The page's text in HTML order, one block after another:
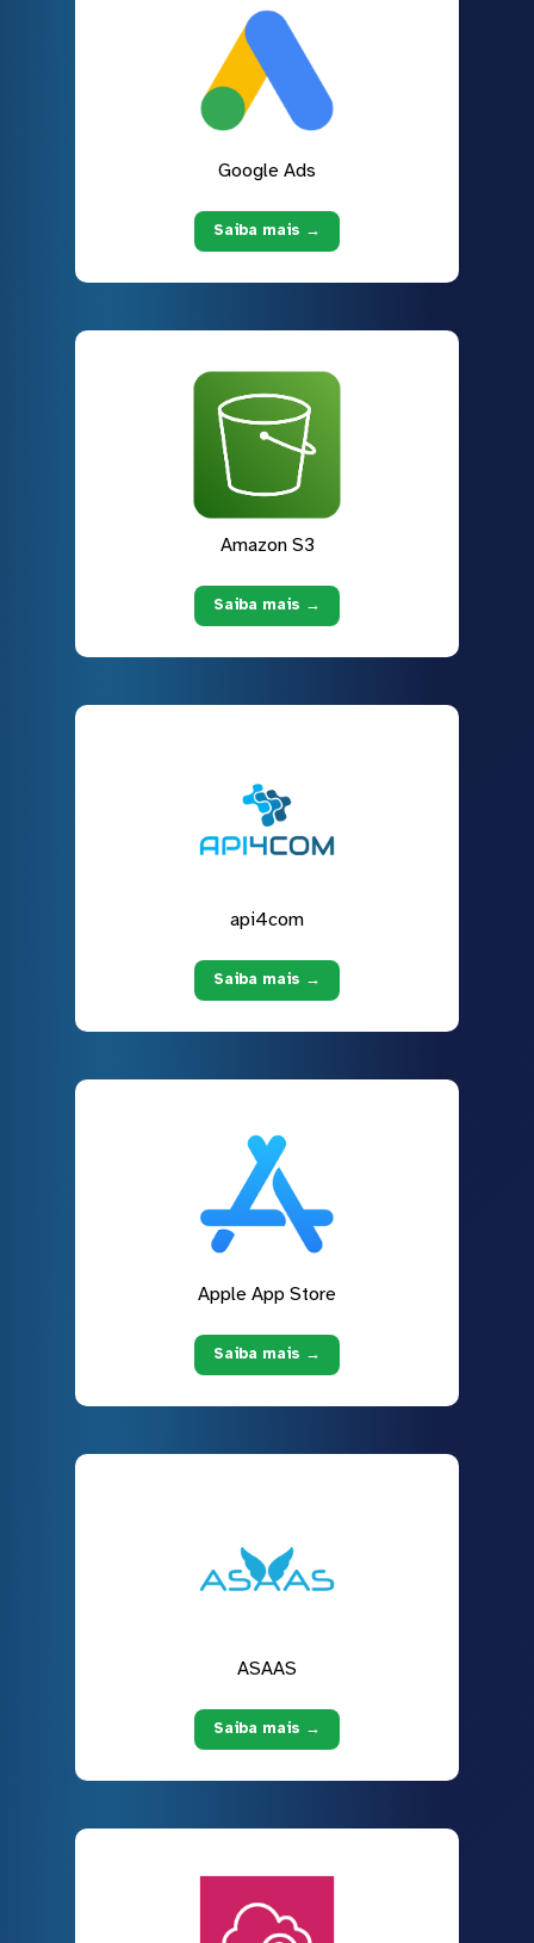
Google Ads
Saiba mais →
Amazon S3
Saiba mais →
api4com
Saiba mais →
Apple App Store
Saiba mais →
ASAAS
Saiba mais →